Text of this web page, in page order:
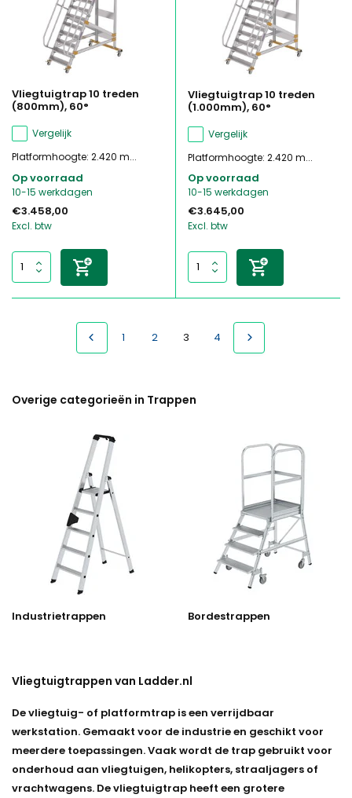
Vliegtuigtrap 10 treden
(800mm), 60°
Vergelijk
Platformhoogte: 2.420 m...
Op voorraad
10-15 werkdagen
€3.458,00
Excl. btw
Vliegtuigtrap 10 treden
(1.000mm), 60°
Vergelijk
Platformhoogte: 2.420 m...
Op voorraad
10-15 werkdagen
€3.645,00
Excl. btw
1 2 3 4
Overige categorieën in Trappen
Industrietrappen Bordestrappen
Vliegtuigtrappen van Ladder.nl
De vliegtuig- of platformtrap is een verrijdbaar
werkstation. Gemaakt voor de industrie en geschikt voor
meerdere toepassingen. Vaak wordt de trap gebruikt voor
onderhoud aan vliegtuigen, helikopters, straaljagers of
vrachtwagens. De vliegtuigtrap heeft een grotere